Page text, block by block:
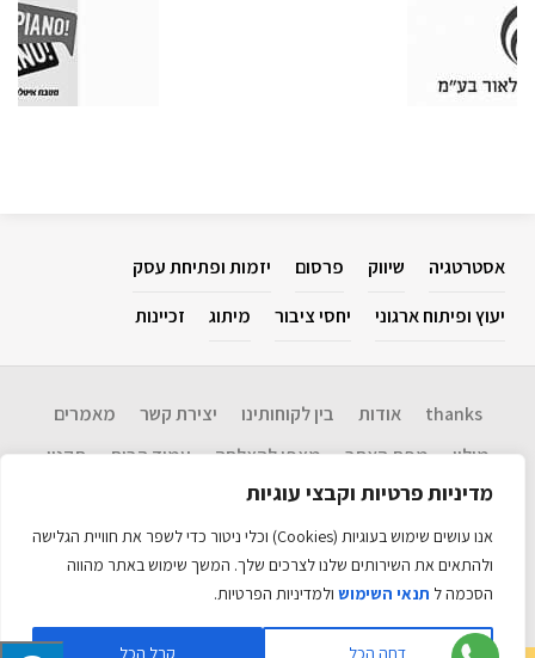
מדיניות פרטיות וקבצי עוגיות
אנו עושים שימוש בעוגיות (Cookies) וכלי ניטור כדי לשפר את חוויית הגלישה
ולהתאים את השירותים שלנו לצרכים שלך. המשך שימוש באתר מהווה
הסכמה ל תנאי השימוש ולמדיניות הפרטיות.
דחה הכל קבל הכל
אסטרטגיה שיווק פרסום
יזמות ופתיחת עסק
יעוץ ופיתוח ארגוני
יחסי ציבור מיתוג זכיינות
thanks אודות בין לקוחותינו יצירת קשר
מאמרים
מילון
מפת האתר מצפן להצלחה​ עמוד הבית תקנון
Disclaimer: המידע בנושא שיווק, אסטרטגיה, יחסי ציבור, פרסום, יזמות ופתיחת
לנכונות המידע ועדכניותו ולכל תוצאה שתיגרם עקב שימוש במידע זה. אין לראות
במידע כל המלצה לביצוע פעולה. האתר כולל מידע עדכני רב. כל הזכויות שמורות
האתר מקודם ע״יאקזיט טכנולוגיות